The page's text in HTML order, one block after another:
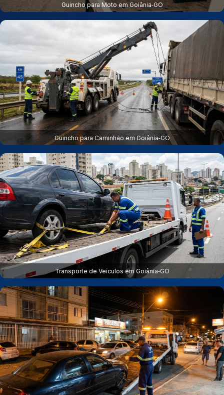
Guincho para Moto em Goiânia‑GO
Guincho para Caminhão em Goiânia‑GO
Transporte de Veículos em Goiânia‑GO